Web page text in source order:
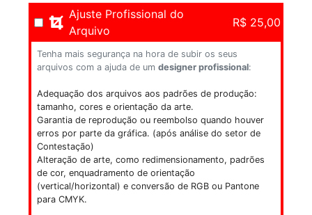
Ajuste Profissional do
Arquivo
R$ 25,00
Tenha mais segurança na hora de subir os seus
arquivos com a ajuda de umdesigner profissional:
Adequação dos arquivos aos padrões de produção:
tamanho, cores e orientação da arte.
Garantia de reprodução ou reembolso quando houver
erros por parte da gráfica. (após análise do setor de
Contestação)
Alteração de arte, como redimensionamento, padrões
de cor, enquadramento de orientação
(vertical/horizontal) e conversão de RGB ou Pantone
para CMYK.